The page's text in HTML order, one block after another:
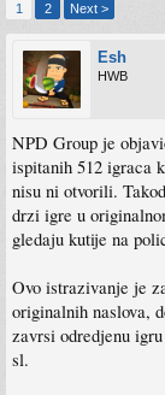
1 2 Next >
Esh
HWB
NPD Group je
ispitanih 512 igraca
nisu ni otvorili.
drzi igre u
gledaju kutije na
Ovo istrazivanje je
originalnih naslova,
zavrsi odredjenu
sl.